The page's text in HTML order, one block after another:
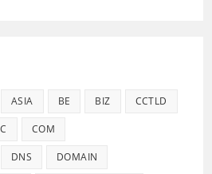
ASIA BE BIZ CCTLD
COM
DNS DOMAIN